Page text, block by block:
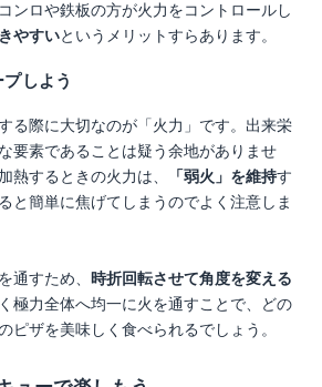
ンロや鉄板の方が火力をコントロールし
やすいというメリットすらあります。
しよう
る際に大切なのが「火力」です。出来栄
要素であることは疑う余地がありませ
熱するときの火力は、
「弱火」を維持す
と簡単に焦げてしまうのでよく注意しま
通すため、 時折回転させて角度を変える
極力全体へ均一に火を通すことで、どの
ピザを美味しく食べられるでしょう。